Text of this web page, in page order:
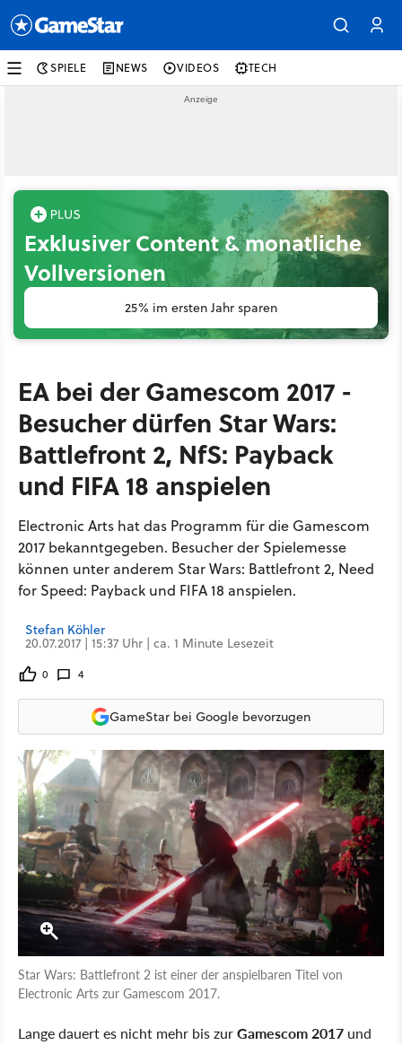
SPIELE NEWS VIDEOS TECH
Exklusiver Content & monatliche
Vollversionen
25% im ersten Jahr sparen
EA bei der Gamescom 2017 -
Besucher dürfen Star Wars:
Battlefront 2, NfS: Payback
und FIFA 18 anspielen
Electronic Arts hat das Programm für die Gamescom
2017 bekanntgegeben. Besucher der Spielemesse
können unter anderem Star Wars: Battlefront 2, Need
for Speed: Payback und FIFA 18 anspielen.
Stefan Köhler
20.07.2017 | 15:37 Uhr | ca. 1 Minute Lesezeit
0 4
GameStar bei Google bevorzugen
Star Wars: Battlefront 2 ist einer der anspielbaren Titel von
Electronic Arts zur Gamescom 2017.
Lange dauert es nicht mehr bis zurGamescom 2017 und